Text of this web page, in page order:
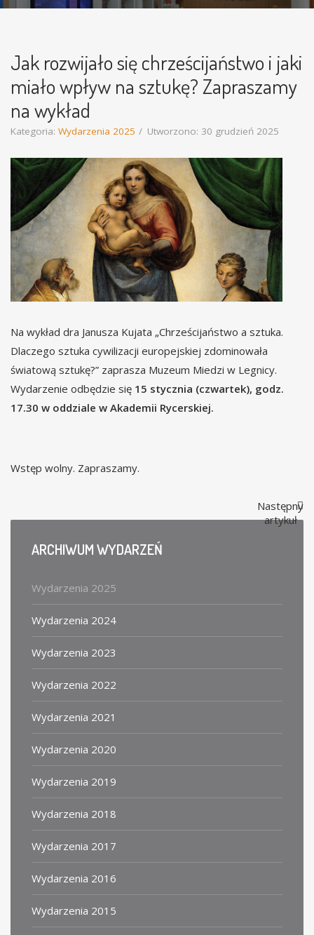
Jak rozwijało się chrześcijaństwo i jaki
miało wpływ na sztukę? Zapraszamy
na wykład
Kategoria: Wydarzenia 2025 Utworzono: 30 grudzień 2025
Na wykład dra Janusza Kujata „Chrześcijaństwo a sztuka.
Dlaczego sztuka cywilizacji europejskiej zdominowała
światową sztukę?” zaprasza Muzeum Miedzi w Legnicy.
Wydarzenie odbędzie się 15 stycznia (czwartek), godz.
17.30 w oddziale w Akademii Rycerskiej.
Wstęp wolny. Zapraszamy.
Następny
artykuł
ARCHIWUMWYDARZEŃ
Wydarzenia 2025
Wydarzenia 2024
Wydarzenia 2023
Wydarzenia 2022
Wydarzenia 2021
Wydarzenia 2020
Wydarzenia 2019
Wydarzenia 2018
Wydarzenia 2017
Wydarzenia 2016
Wydarzenia 2015